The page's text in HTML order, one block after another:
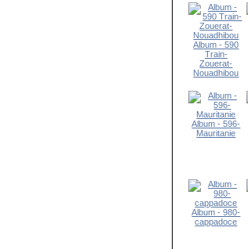
Album - 590
Train-
Zouerat-
Nouadhibou
Album - 596-
Mauritanie
Album - 980-
cappadoce